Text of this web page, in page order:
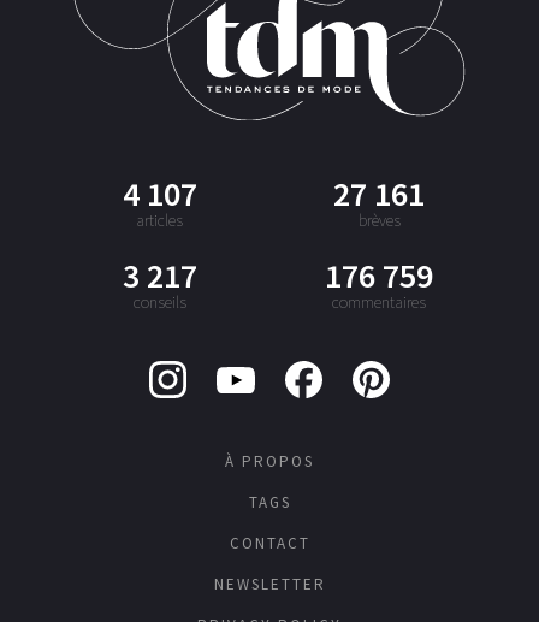
4 107
articles
27 161
brèves
3 217
conseils
176 759
commentaires
À PROPOS
TAGS
CONTACT
NEWSLETTER